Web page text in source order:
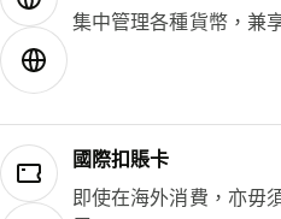
集中管理各種貨幣，兼
國際扣賬卡
即使在海外消費，亦毋